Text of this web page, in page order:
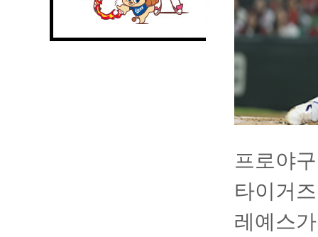
프로야
타이거
레예스